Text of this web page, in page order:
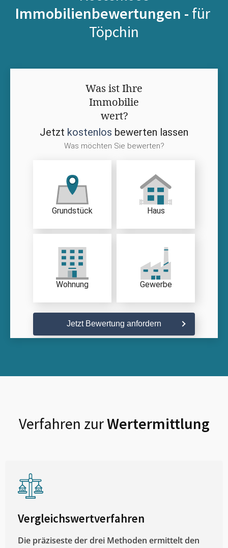
Immobilienbewertungen - für
Töpchin
Was ist Ihre
Immobilie
wert?
Jetzt kostenlos bewerten lassen
Was möchten Sie bewerten?
Grundstück Haus
Wohnung Gewerbe
Jetzt Bewertung anfordern
Verfahren zurWertermittlung
Vergleichswertverfahren
Die präziseste der drei Methoden ermittelt den